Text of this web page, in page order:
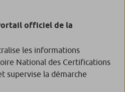
officiel de la
les informations
National des Certifications
supervise la démarche